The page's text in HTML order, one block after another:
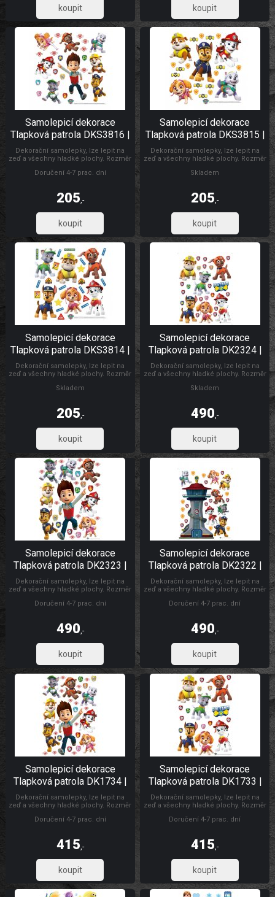
445,45 169,42
Samolepicí dekorace
Tlapková patrola DKS3816 |
30 x 30 cm
Dekorační samolepky, lze lepit na
zeď a všechny hladké plochy. Rozměr
zeď, tak lze lepit i opakovaně. nálepky
Materiál bez ftalátů. Vyrobeno v Č
Dětské samolepky na zeď
Doručení 4-7 prac. dní
205,-
169,42
Samolepicí dekorace
Tlapková patrola DKS3815 |
30 x 30 cm
Dekorační samolepky, lze lepit na
zeď a všechny hladké plochy. Rozměr
zeď, tak lze lepit i opakovaně. nálepky
Materiál bez ftalátů. Vyrobeno v Č
Dětské samolepky na zeď
Skladem
205,-
169,42
Samolepicí dekorace
Tlapková patrola DKS3814 |
30 x 30 cm
Dekorační samolepky, lze lepit na
zeď a všechny hladké plochy. Rozměr
zeď, tak lze lepit i opakovaně. nálepky
Materiál bez ftalátů. Vyrobeno v Č
Skladem
205,-
169,42
Samolepicí dekorace
Tlapková patrola DK2324 |
65 x 85 cm
Dekorační samolepky, lze lepit na
zeď a všechny hladké plochy. Rozměr
zeď, tak lze lepit i opakovaně. nálepky
Materiál bez ftalátů. Dětské
Skladem
490,-
404,96
Samolepicí dekorace
Tlapková patrola DK2323 |
65 x 85 cm
Dekorační samolepky, lze lepit na
zeď a všechny hladké plochy. Rozměr
zeď, tak lze lepit i opakovaně. nálepky
Materiál bez ftalátů. Dětské
Doručení 4-7 prac. dní
490,-
404,96
Samolepicí dekorace
Tlapková patrola DK2322 |
65 x 85 cm
Dekorační samolepky, lze lepit na
zeď a všechny hladké plochy. Rozměr
zeď, tak lze lepit i opakovaně. nálepky
Materiál bez ftalátů. Dětské
Doručení 4-7 prac. dní
490,-
404,96
Samolepicí dekorace
Tlapková patrola DK1734 |
42,5 x 65 cm
Dekorační samolepky, lze lepit na
zeď a všechny hladké plochy. Rozměr
zeď, tak lze lepit i opakovaně. nálepky
Materiál bez ftalátů. Vyrobeno v ČR.
Dětské samolepky na zeď
Doručení 4-7 prac. dní
415 ,-
342,98
Samolepicí dekorace
Tlapková patrola DK1733 |
42,5 x 65 cm
Dekorační samolepky, lze lepit na
zeď a všechny hladké plochy. Rozměr
zeď, tak lze lepit i opakovaně. nálepky
Materiál bez ftalátů. Vyrobeno v ČR.
Dětské samolepky na zeď
Doručení 4-7 prac. dní
415 ,-
342,98